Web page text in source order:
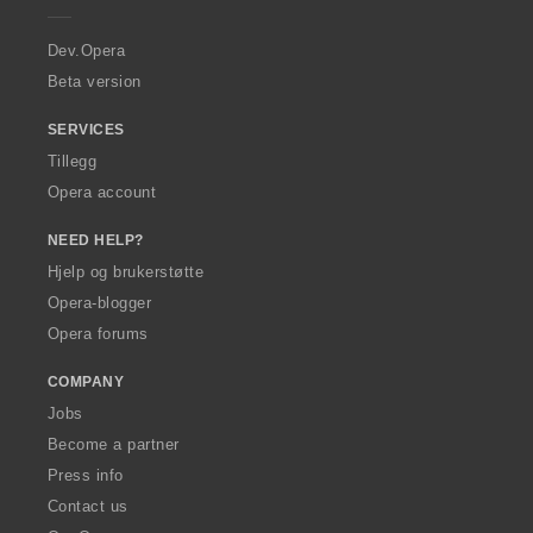
a
Dev.Opera
Beta version
SERVICES
Tillegg
Opera account
NEED HELP?
Hjelp og brukerstøtte
Opera-blogger
Opera forums
COMPANY
Jobs
Become a partner
Press info
Contact us